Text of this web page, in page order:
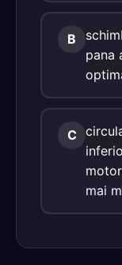
B
pana
C
mai